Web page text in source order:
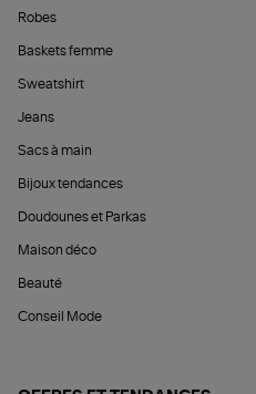
Robes
Baskets femme
Sweatshirt
Jeans
Sacs à main
Bijoux tendances
Doudounes et Parkas
Maison déco
Beauté
Conseil Mode